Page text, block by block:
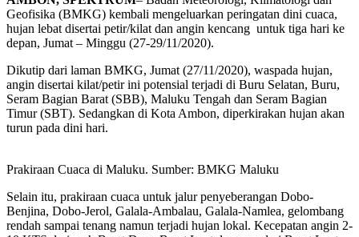
Geofisika (BMKG) kembali mengeluarkan peringatan dini cuaca,
hujan lebat disertai petir/kilat dan angin kencang untuk tiga hari ke
depan, Jumat – Minggu (27-29/11/2020).
Dikutip dari laman BMKG, Jumat (27/11/2020), waspada hujan,
angin disertai kilat/petir ini potensial terjadi di Buru Selatan, Buru,
Seram Bagian Barat (SBB), Maluku Tengah dan Seram Bagian
Timur (SBT). Sedangkan di Kota Ambon, diperkirakan hujan akan
turun pada dini hari.
Prakiraan Cuaca di Maluku. Sumber: BMKG Maluku
Selain itu, prakiraan cuaca untuk jalur penyeberangan Dobo-
Benjina, Dobo-Jerol, Galala-Ambalau, Galala-Namlea, gelombang
rendah sampai tenang namun terjadi hujan lokal. Kecepatan angin 2-